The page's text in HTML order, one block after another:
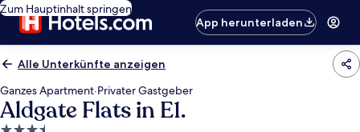
Zum Hauptinhalt springen
App herunterladen
Alle Unterkünfte anzeigen
Ganzes Apartment·Privater Gastgeber
Aldgate Flats in E1.